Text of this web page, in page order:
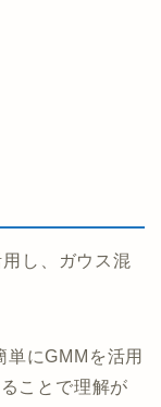
し、ガウス混
にGMMを活用
ことで理解が